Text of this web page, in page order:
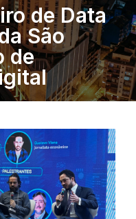
de Data
São
de